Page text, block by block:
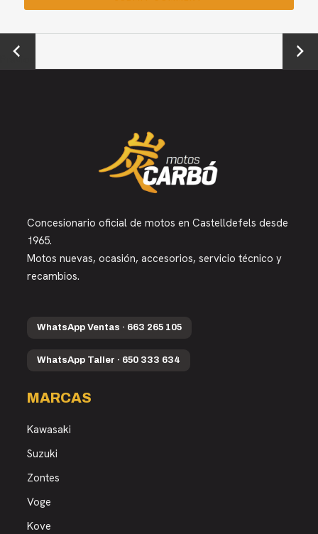
←
Previou
Next →
Concesionario oficial de motos en Castelldefels desde
1965.
Motos nuevas, ocasión, accesorios, servicio técnico y
recambios.
WhatsApp Ventas · 663 265 105
WhatsApp Taller · 650 333 634
MARCAS
Kawasaki
Suzuki
Zontes
Voge
Kove